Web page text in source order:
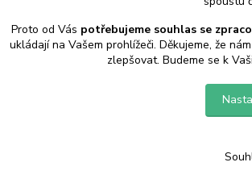
1 hodnocení
• Skladem
Proto od Vás potřebujeme souhlas se
ukládají na Vašem prohlížeči. Děkujeme, že
zlepšovat. Budeme se k